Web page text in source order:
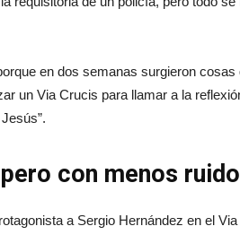
en dos semanas surgieron
un Via Crucis para llamar a la
con menos ruido
a Sergio Hernández en el